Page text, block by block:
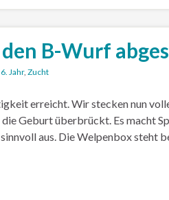
B-Wurf
6. Jahr, Zucht
erreicht. Wir stecken nun
Geburt überbrückt. Es macht
aus. Die Welpenbox steht